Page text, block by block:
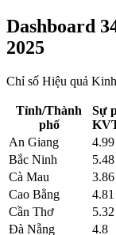
Dashboard
2025
Chỉ số Hiệu quả
Tỉnh/Thành
phố
Sự
An Giang
4.99
Bắc Ninh
5.48
Cà Mau
3.86
Cao Bằng
4.81
Cần Thơ
5.32
Đà Nẵng
4.8